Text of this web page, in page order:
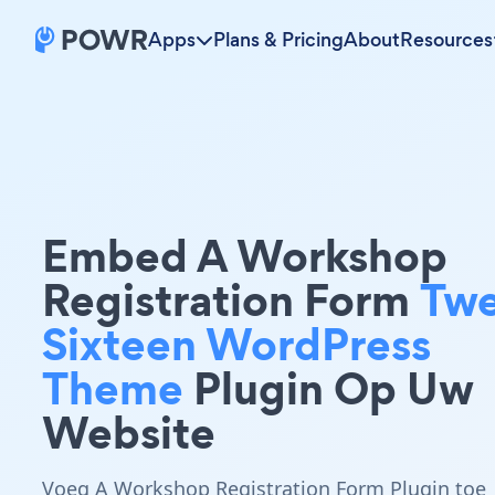
Apps Plans & PricingAboutResources
Embed A Workshop
Registration Form
Sixteen WordPress
Theme Plugin Op Uw
Website
Voeg A Workshop Registration Form Plugin toe